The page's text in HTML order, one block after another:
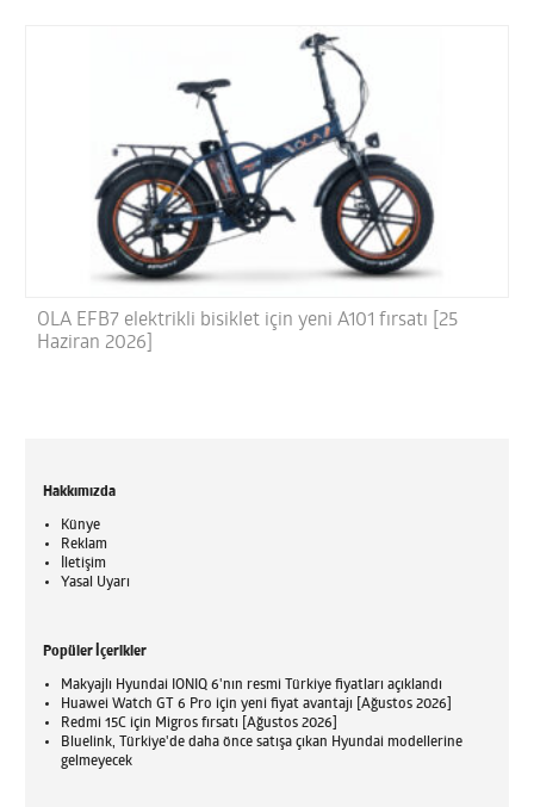
OLA EFB7 elektrikli bisiklet için yeni A101 fırsatı [25
Haziran 2026]
Hakkımızda
Künye
Reklam
İletişim
Yasal Uyarı
Popüler İçerikler
Makyajlı Hyundai IONIQ 6'nın resmi Türkiye fiyatları açıklandı
Huawei Watch GT 6 Pro için yeni fiyat avantajı [Ağustos 2026]
Redmi 15C için Migros fırsatı [Ağustos 2026]
Bluelink, Türkiye'de daha önce satışa çıkan Hyundai modellerine
gelmeyecek